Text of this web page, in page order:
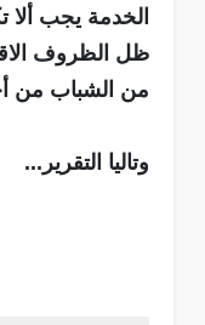
الخدمة يجب
ظل الظروف
من الشباب من
وتاليا التقرير...